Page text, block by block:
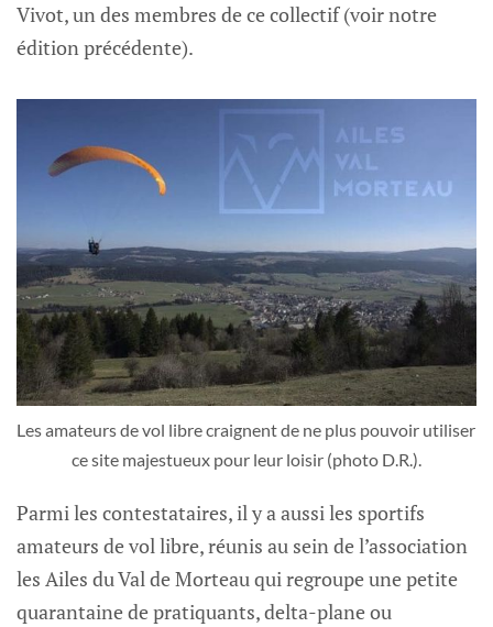
Vivot, un des membres de ce collectif (voir notre
édition précédente).
Les amateurs de vol libre craignent de ne plus pouvoir utiliser
ce site majestueux pour leur loisir (photo D.R.).
Parmi les contestataires, il y a aussi les sportifs
amateurs de vol libre, réunis au sein de l’association
les Ailes du Val de Morteau qui regroupe une petite
quarantaine de pratiquants, delta-plane ou